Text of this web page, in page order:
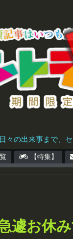
々の出来事まで、
【特集】
遽お休み